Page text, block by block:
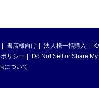
書店様向け 法人様一括購入
リシー
Do Not Sell or Share
について